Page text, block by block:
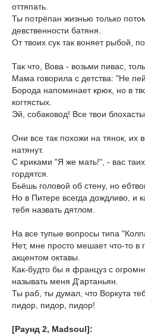
оттяпать.
Ты потрёпан жизнью только
девственности батяня.
От твоих сук так воняет рыбой,
Так что, Вова - возьми пивас,
Мама говорила с детства: "Не
Борода напоминает крюк, но в
когтястых.
Эй, собаковод! Все твои
Они все так похожи на тянок, их
натянут.
С криками "Я же мать!", - вас
гордятся.
Бьёшь головой об стену, но
Но в Питере всегда дождливо, и
тебя назвать дятлом.
На все тупые вопросы типа
Нет, мне просто мешает что-то в
акцентом октавы.
Как-будто бы я француз с
называть меня Д'артаньян.
Ты раб, ты думал, что Воркута
пидор, пидор, пидор!
[Раунд 2, Madsoul]: